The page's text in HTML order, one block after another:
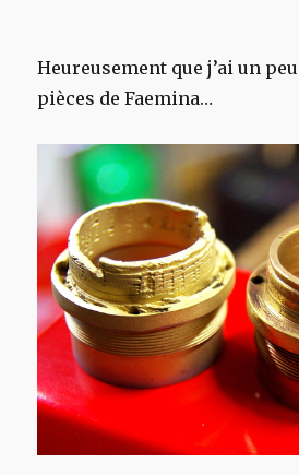
Heureusement que j’ai un
pièces de Faemina…